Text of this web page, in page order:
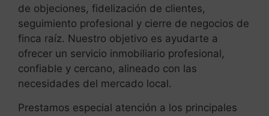
de objeciones, fidelización de clientes,
seguimiento profesional y cierre de negocios de
finca raíz. Nuestro objetivo es ayudarte a
ofrecer un servicio inmobiliario profesional,
confiable y cercano, alineado con las
necesidades del mercado local.
Prestamos especial atención a los principales